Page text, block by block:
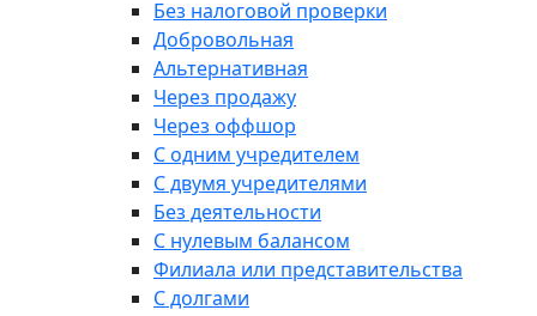
Без налоговой проверки
Добровольная
Альтернативная
Через продажу
Через оффшор
С одним учредителем
С двумя учредителями
Без деятельности
С нулевым балансом
Филиала или представительства
С долгами